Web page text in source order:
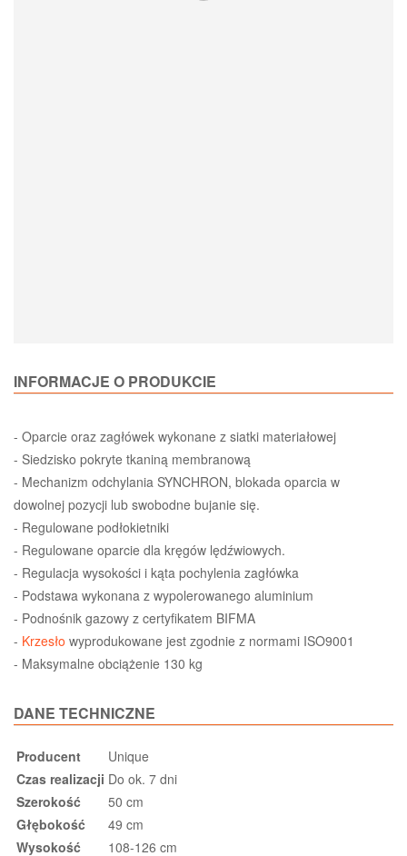
INFORMACJE O PRODUKCIE
- Oparcie oraz zagłówek wykonane z siatki materiałowej
- Siedzisko pokryte tkaniną membranową
- Mechanizm odchylania SYNCHRON, blokada oparcia w
dowolnej pozycji lub swobodne bujanie się.
- Regulowane podłokietniki
- Regulowane oparcie dla kręgów lędźwiowych.
- Regulacja wysokości i kąta pochylenia zagłówka
- Podstawa wykonana z wypolerowanego aluminium
- Podnośnik gazowy z certyfikatem BIFMA
- Krzesło wyprodukowane jest zgodnie z normami ISO9001
- Maksymalne obciążenie 130 kg
DANE TECHNICZNE
Producent
Unique
Czas realizacji Do ok. 7 dni
Szerokość
50 cm
Głębokość
49 cm
Wysokość
108-126 cm